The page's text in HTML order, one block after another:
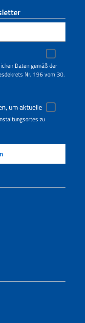
Daten gemäß der
Nr. 196 vom 30.
um aktuelle
zu